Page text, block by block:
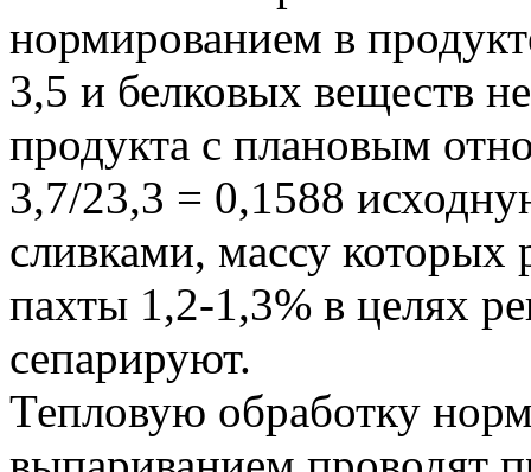
нормированием в
3,5 и белковых веществ
продукта с плановым
3,7/23,3 = 0,1588
сливками, массу
пахты 1,2-1,3% в целях
сепарируют.
Тепловую обработку